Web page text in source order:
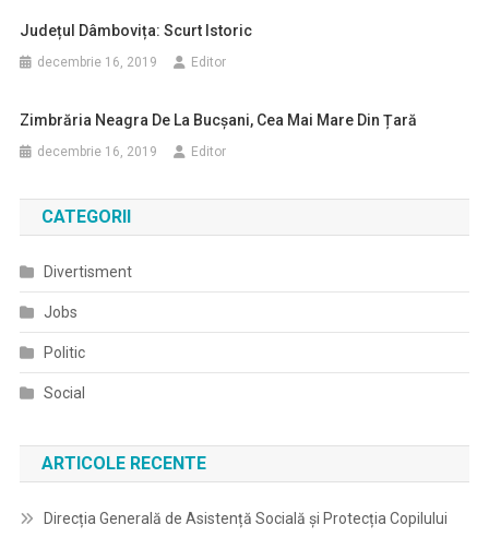
Județul Dâmbovița: Scurt Istoric
decembrie 16, 2019 Editor
Zimbrăria Neagra De La Bucșani, Cea Mai Mare Din Țară
decembrie 16, 2019 Editor
CATEGORII
Divertisment
Jobs
Politic
Social
ARTICOLE RECENTE
Direcția Generală de Asistență Socială și Protecția Copilului